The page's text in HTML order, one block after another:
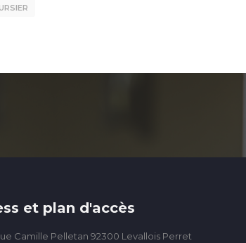
et plan d'accès
Camille Pelletan 92300 Levallois Perret